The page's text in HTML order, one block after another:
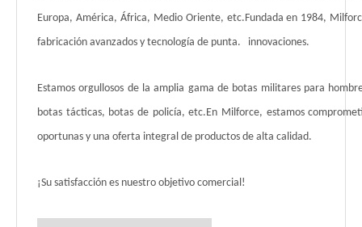
Europa, América, África, Medio Oriente, etc.Fundada en 1984,
fabricación avanzados y tecnología de punta. innovaciones.
Estamos orgullosos de la amplia gama de botas militares para
botas tácticas, botas de policía, etc.En Milforce, estamos
oportunas y una oferta integral de productos de alta calidad.
¡Su satisfacción es nuestro objetivo comercial!